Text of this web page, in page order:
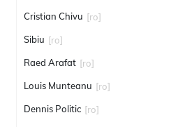
Cristian Chivu [ro]
Sibiu [ro]
Raed Arafat [ro]
Louis Munteanu [ro]
Dennis Politic [ro]